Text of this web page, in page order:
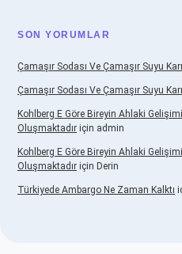
SON YORUMLAR
Çamaşır Sodası Ve Çamaşır Suyu
Çamaşır Sodası Ve Çamaşır Suyu
Kohlberg E Göre Bireyin Ahlaki
Oluşmaktadır için admin
Kohlberg E Göre Bireyin Ahlaki
Oluşmaktadır için Derin
Türkiyede Ambargo Ne Zaman Kalktı